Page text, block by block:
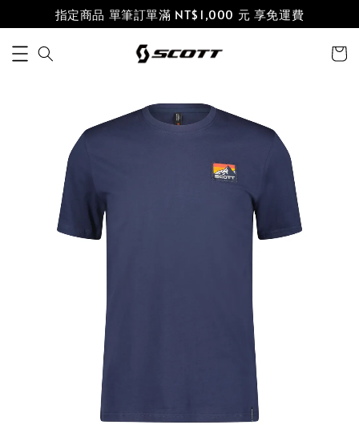
指定商品 單筆訂單滿 NT$1,000 元 享免運費